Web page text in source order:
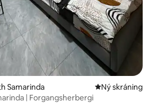
Samarinda Ný gistiaðstaða
Ný skráning
| Forgangsherbergi